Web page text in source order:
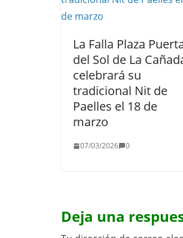
La Falla Plaza
del Sol de La
celebrará su
tradicional Nit de
Paelles el 18 de
marzo
07/03/2026 0
Deja una